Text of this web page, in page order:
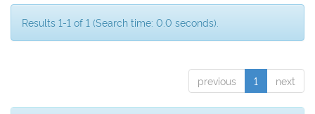
Results 1-1 of 1 (Search time: 0.0 seconds).
previous 1 next